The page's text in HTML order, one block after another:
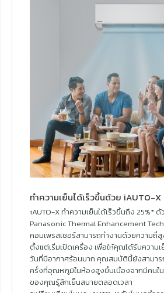
ทำความเย็นได้เร็วขึ้นด้วย iAUTO-X
iAUTO-X ทำความเย็นได้เร็วขึ้นถึง 25%* ด้
Panasonic Thermal Enhancement
คอมเพรสเซอร์สามารถทำงานด้วยความถี่
ตั้งแต่เริ่มเปิดเครื่อง เพื่อให้คุณได้รับความ
วันที่มีอากาศร้อนมาก คุณสมบัตินี้ยังสามาร
ครั้งที่อุณหภูมิในห้องสูงขึ้นเนื่องจากมีคนใ
ของคุณรู้สึกเย็นสบายตลอดเวลา